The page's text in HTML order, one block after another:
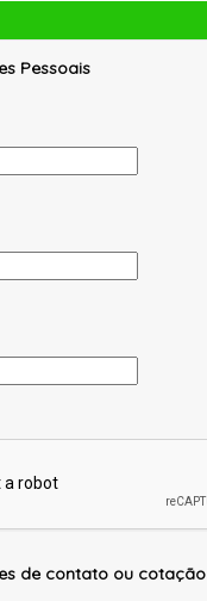
Pessoais
de contato ou cotação